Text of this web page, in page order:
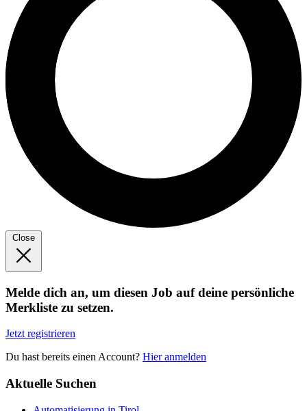
Close
Melde dich an, um diesen Job auf deine persönliche
Merkliste zu setzen.
Jetzt registrieren
Du hast bereits einen Account? Hier anmelden
Aktuelle Suchen